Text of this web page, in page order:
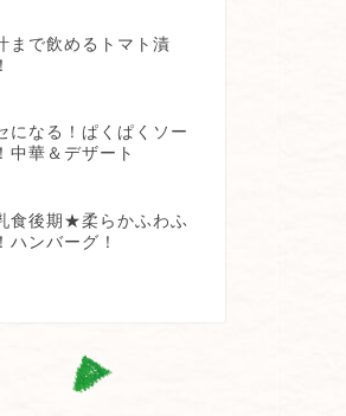
まで飲めるトマト漬
になる！ぱくぱくソー
中華＆デザート
食後期★柔らかふわふ
ハンバーグ！